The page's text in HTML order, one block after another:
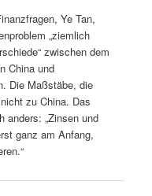
Ye Tan,
„ziemlich
zwischen dem
China und
Die Maßstäbe, die
zu China. Das
anders: „Zinsen und
ganz am Anfang,